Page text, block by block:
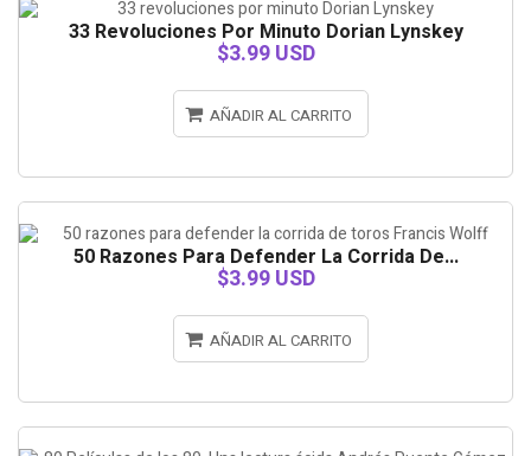
33 Revoluciones Por Minuto Dorian Lynskey
$3.99 USD
AÑADIR AL CARRITO
50 Razones Para Defender La Corrida De...
$3.99 USD
AÑADIR AL CARRITO